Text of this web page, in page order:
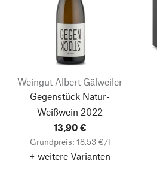
Weingut Albert Gälweiler
Gegenstück Natur-
Weißwein 2022
13,90 €
Grundpreis: 18,53 €/l
+ weitere Varianten